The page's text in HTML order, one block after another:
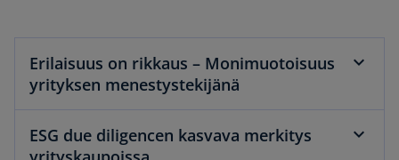
Erilaisuus on rikkaus – Monimuotoisuus
yrityksen menestystekijänä
ESG due diligencen kasvava merkitys